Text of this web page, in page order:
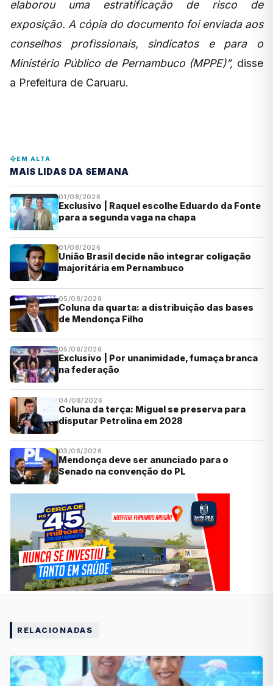
elaborou uma estratificação de risco de
exposição. A cópia do documento foi enviada aos
conselhos profissionais, sindicatos e para o
Ministério Público de Pernambuco (MPPE)”, disse
a Prefeitura de Caruaru.
EM ALTA
MAIS LIDAS DA SEMANA
01/08/2026
Exclusivo | Raquel escolhe Eduardo da Fonte
para a segunda vaga na chapa
01/08/2026
União Brasil decide não integrar coligação
majoritária em Pernambuco
05/08/2026
Coluna da quarta: a distribuição das bases
de Mendonça Filho
05/08/2026
Exclusivo | Por unanimidade, fumaça branca
na federação
04/08/2026
Coluna da terça: Miguel se preserva para
disputar Petrolina em 2028
03/08/2026
Mendonça deve ser anunciado para o
Senado na convenção do PL
RELACIONADAS